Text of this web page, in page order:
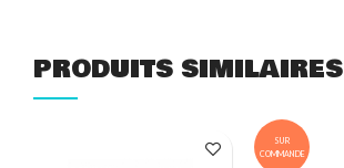
PRODUITS SIMILAIRES
SUR
COMMANDE